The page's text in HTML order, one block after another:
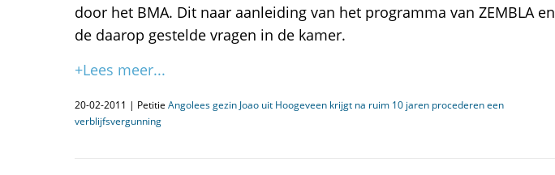
door het BMA. Dit naar aanleiding van het programma van ZEMBLA en
de daarop gestelde vragen in de kamer.
+Lees meer...
20-02-2011 | Petitie Angolees gezin Joao uit Hoogeveen krijgt na ruim 10 jaren procederen een
verblijfsvergunning